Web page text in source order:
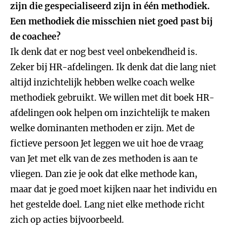
zijn die gespecialiseerd zijn in één methodiek.
Een methodiek die misschien niet goed past bij
de coachee?
Ik denk dat er nog best veel onbekendheid is.
Zeker bij HR-afdelingen. Ik denk dat die lang niet
altijd inzichtelijk hebben welke coach welke
methodiek gebruikt. We willen met dit boek HR-
afdelingen ook helpen om inzichtelijk te maken
welke dominanten methoden er zijn. Met de
fictieve persoon Jet leggen we uit hoe de vraag
van Jet met elk van de zes methoden is aan te
vliegen. Dan zie je ook dat elke methode kan,
maar dat je goed moet kijken naar het individu en
het gestelde doel. Lang niet elke methode richt
zich op acties bijvoorbeeld.